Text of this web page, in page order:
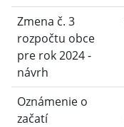
Zmena č. 3
rozpočtu obce
pre rok 2024 -
návrh
Oznámenie o
začatí